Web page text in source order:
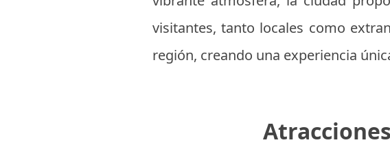
visitantes, tanto locales como
región, creando una experiencia